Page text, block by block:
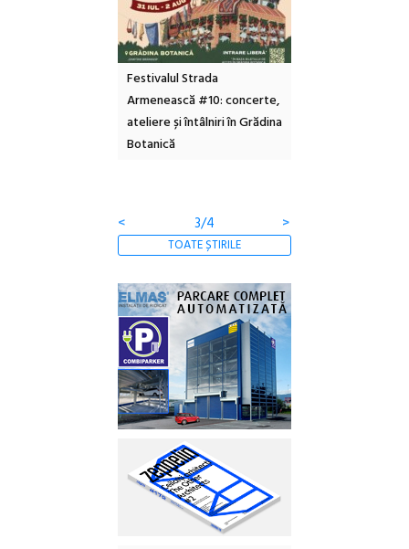
#10: concerte,
și întâlniri în Grădina
Picasso inaugurează noul
Art Encounters. Timișoara
va avea un nou spațiu
cultural dedicat artei
< 4/4 >
TOATE ȘTIRILE